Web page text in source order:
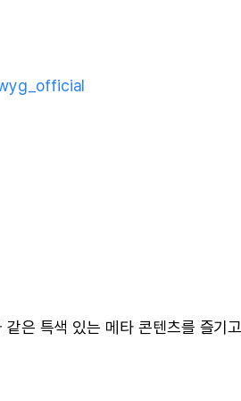
은 특색 있는 메타 콘텐츠를 즐기